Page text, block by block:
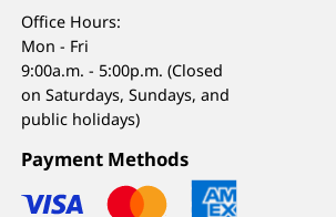
Office Hours:
Mon - Fri
9:00a.m. - 5:00p.m. (Closed
on Saturdays, Sundays, and
public holidays)
Payment Methods